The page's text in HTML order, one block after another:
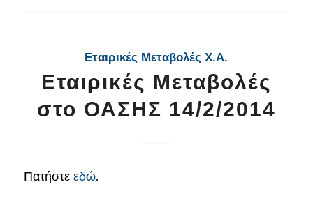
Εταιρικές Μεταβολές Χ.Α.
Εταιρικές Μεταβολές
στο ΟΑΣΗΣ 14/2/2014
Πατήστε εδώ.